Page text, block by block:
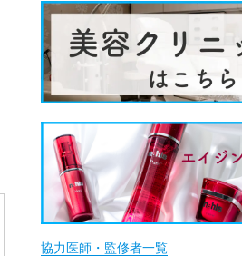
協力医師・監修者一覧